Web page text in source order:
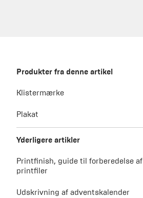
Produkter fra denne artikel
Klistermærke
Plakat
Yderligere artikler
Printfinish, guide til forberedelse af
printfiler
Udskrivning af adventskalender